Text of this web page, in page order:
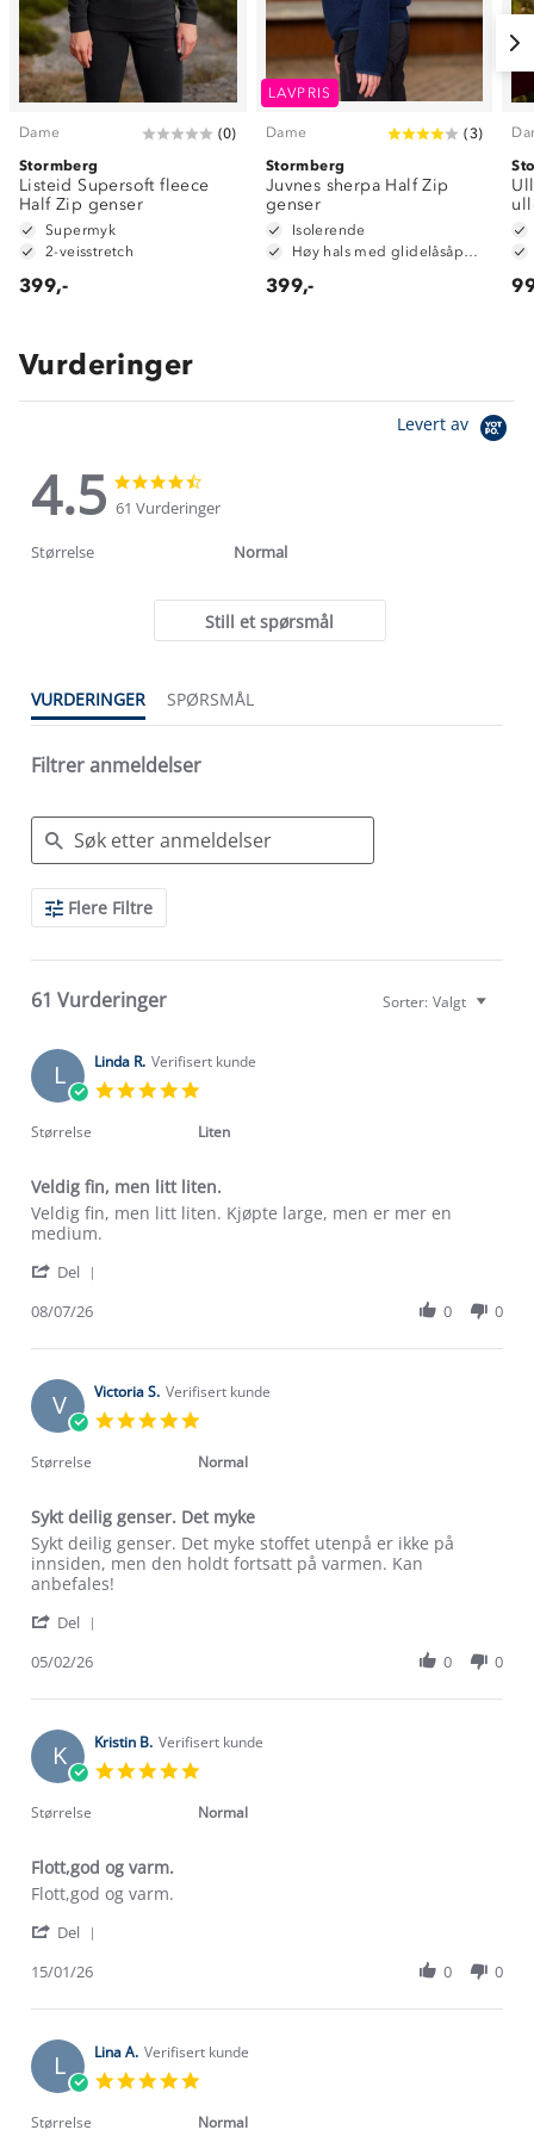
Dame (0)
Stormberg
Listeid Supersoft fleece
Half Zip genser
Supermyk
2-veisstretch
399,-
LAVPRIS
Dame (3)
Stormberg
Juvnes sherpa Half Zip
genser
Isolerende
399,-
Vurderinger
Levert av
4.5
4.5
star
rating
star
rating
61 Vurderinger
Størrelse Normal
Still et spørsmål
VURDERINGER SPØRSMÅL
Filtrer anmeldelser
Search
ReviewsFlere Filtre
61 Vurderinger Sorter: Valgt
L Linda R. Verifisert kunde
rating
Størrelse Liten
Veldig fin, men litt liten.
Review
by
R.
8
2026
review
stating
fin,
litt
Veldig fin, men litt liten. Kjøpte large, men er mer en
medium.
Del
Linda
on
8
Jul
08/07/26 0 0
V Victoria S. Verifisert kunde
rating
Størrelse Normal
Sykt deilig genser. Det myke
Review
by
Victoria
on
Feb
review
stating
Sykt
genser.
myke
Sykt deilig genser. Det myke stoffet utenpå er ikke på
innsiden, men den holdt fortsatt på varmen. Kan
anbefales!
Del
Victoria
on
5
Feb
05/02/26 0 0
K Kristin B. Verifisert kunde
rating
Størrelse Normal
Flott,god og varm.
Review
Kristin
on
Jan
review
Flott,god
varm.
Flott,god og varm.
Del
Kristin
on
15
Jan
15/01/26 0 0
L Lina A. Verifisert kunde
rating
Størrelse Normal